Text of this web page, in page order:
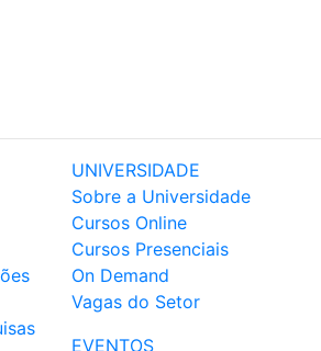
UNIVERSIDADE
Sobre a Universidade
Cursos Online
Cursos Presenciais
On Demand
Vagas do Setor
EVENTOS